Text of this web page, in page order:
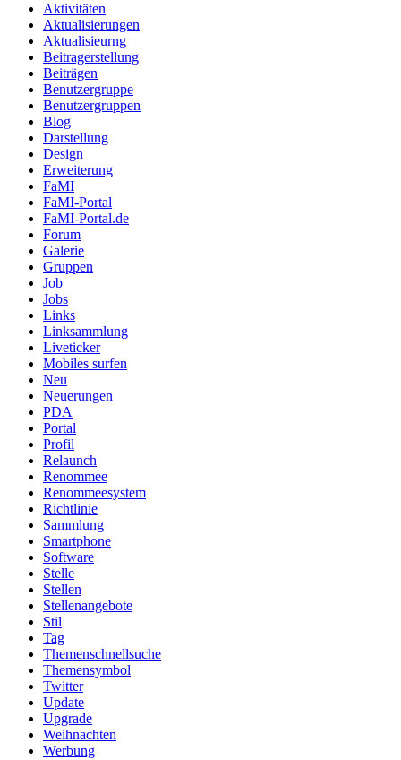
Aktivitäten
Aktualisierungen
Aktualisieurng
Beitragerstellung
Beiträgen
Benutzergruppe
Benutzergruppen
Blog
Darstellung
Design
Erweiterung
FaMI
FaMI-Portal
FaMI-Portal.de
Forum
Galerie
Gruppen
Job
Jobs
Links
Linksammlung
Liveticker
Mobiles surfen
Neu
Neuerungen
PDA
Portal
Profil
Relaunch
Renommee
Renommeesystem
Richtlinie
Sammlung
Smartphone
Software
Stelle
Stellen
Stellenangebote
Stil
Tag
Themenschnellsuche
Themensymbol
Twitter
Update
Upgrade
Weihnachten
Werbung